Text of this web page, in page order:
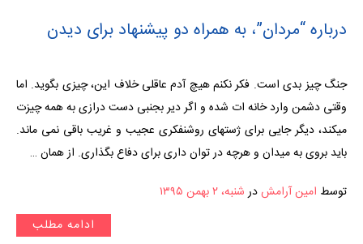
درباره “مردان”، به همراه دو پیشنهاد برای دیدن
جنگ چیز بدی است. فکر نکنم هیچ آدم عاقلی خلاف این، چیزی بگوید. اما
وقتی دشمن وارد خانه ات شده و اگر دیر بجنبی دست درازی به همه چیزت
میکند، دیگر جایی برای ژستهای روشنفکری عجیب و غریب باقی نمی ماند.
باید بروی به میدان و هرچه در توان داری برای دفاع بگذاری. از همان …
توسط امین آرامشدرشنبه، ۲ بهمن ۱۳۹۵
ادامه مطلب